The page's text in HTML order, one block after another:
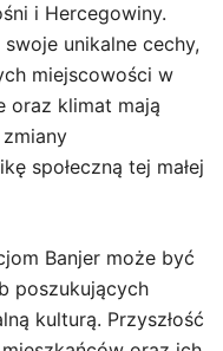
i Hercegowiny.
unikalne cechy,
miejscowości w
oraz klimat mają
społeczną tej małej
Banjer może być
poszukujących
kulturą. Przyszłość